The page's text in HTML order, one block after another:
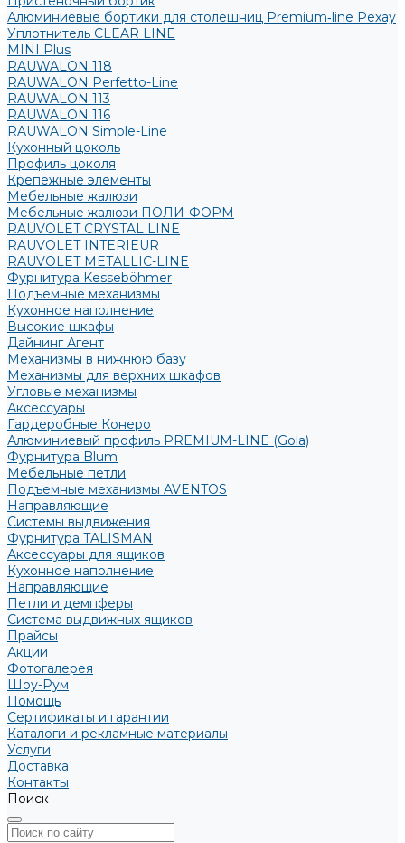
Алюминиевые бортики для столешниц Premium‑line Рехау
Уплотнитель CLEAR LINE
MINI Plus
RAUWALON 118
RAUWALON Perfetto-Line
RAUWALON 113
RAUWALON 116
RAUWALON Simple-Line
Кухонный цоколь
Профиль цоколя
Крепёжные элементы
Мебельные жалюзи
Мебельные жалюзи ПОЛИ-ФОРМ
RAUVOLET CRYSTAL LINE
RAUVOLET INTERIEUR
RAUVOLET METALLIC-LINE
Фурнитура Kesseböhmer
Подъемные механизмы
Кухонное наполнение
Высокие шкафы
Дайнинг Агент
Механизмы в нижнюю базу
Механизмы для верхних шкафов
Угловые механизмы
Аксессуары
Гардеробные Конеро
Алюминиевый профиль PREMIUM-LINE (Gola)
Фурнитура Blum
Мебельные петли
Подъемные механизмы AVENTOS
Направляющие
Системы выдвижения
Фурнитура TALISMAN
Аксессуары для ящиков
Кухонное наполнение
Направляющие
Петли и демпферы
Система выдвижных ящиков
Прайсы
Акции
Фотогалерея
Шоу-Рум
Помощь
Сертификаты и гарантии
Каталоги и рекламные материалы
Услуги
Доставка
Контакты
Поиск